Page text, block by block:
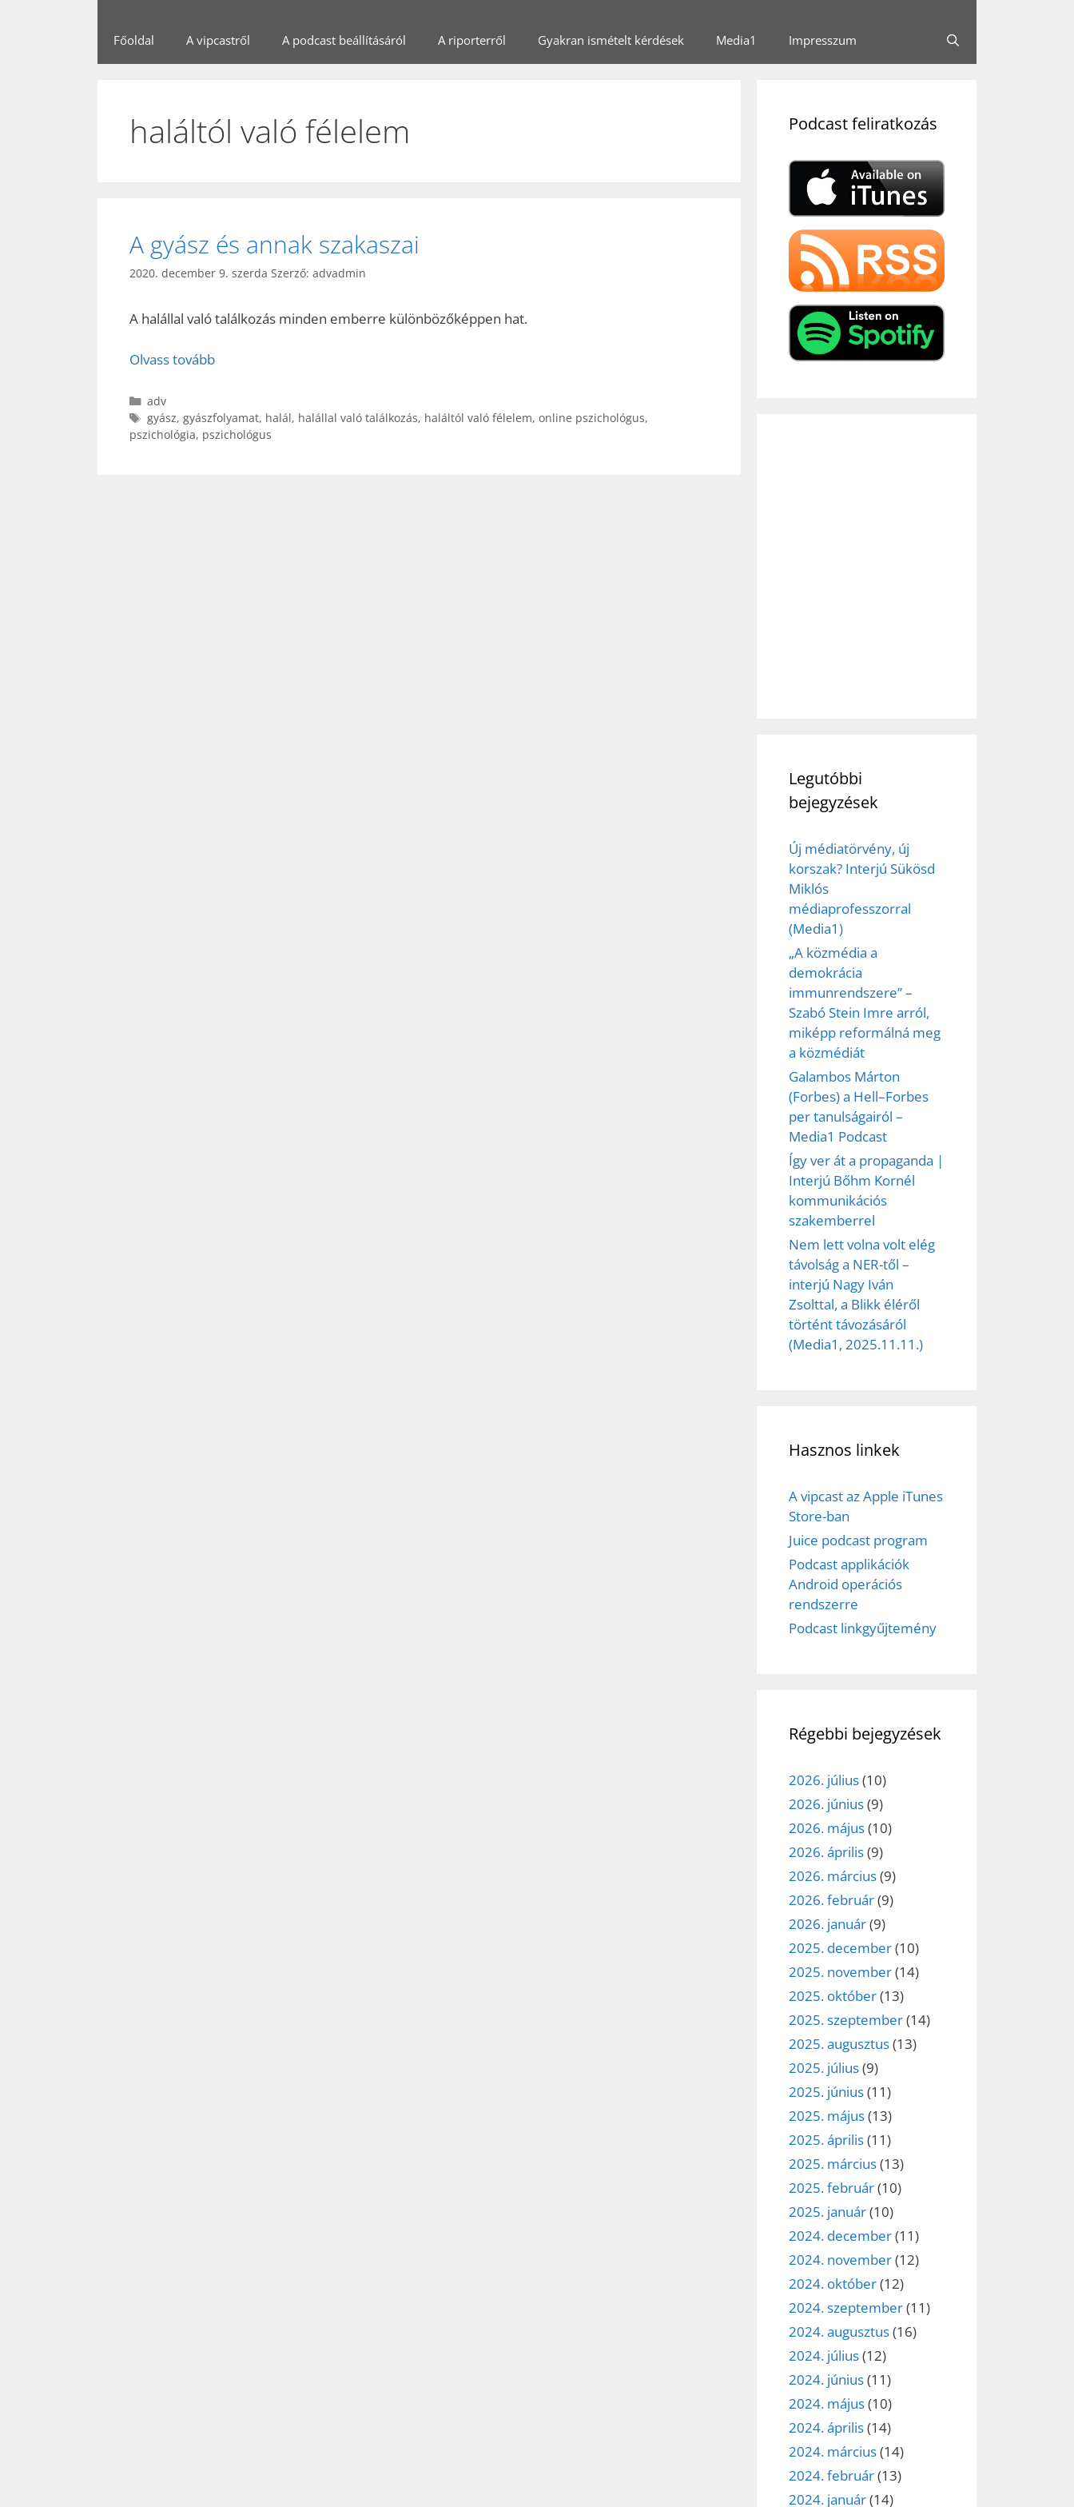
Főoldal A vipcastről A podcast beállításáról A riporterről Gyakran ismételt kérdések Media1 Impresszum
haláltól való félelem
A gyász és annak szakaszai
2020. december 9. szerda Szerző: advadmin
A halállal való találkozás minden emberre különbözőképpen hat.
Olvass tovább
Kategória
adv
Címkék
gyász, gyászfolyamat, halál, halállal való találkozás, haláltól való félelem, online pszichológus,
pszichológia, pszichológus
Podcast feliratkozás
Legutóbbi
bejegyzések
Új médiatörvény, új
korszak? Interjú Sükösd
Miklós
médiaprofesszorral
(Media1)
„A közmédia a
demokrácia
immunrendszere” –
Szabó Stein Imre arról,
miképp reformálná meg
a közmédiát
Galambos Márton
(Forbes) a Hell–Forbes
per tanulságairól –
Media1 Podcast
Így ver át a propaganda |
Interjú Bőhm Kornél
kommunikációs
szakemberrel
Nem lett volna volt elég
távolság a NER-től –
interjú Nagy Iván
Zsolttal, a Blikk éléről
történt távozásáról
(Media1, 2025.11.11.)
Hasznos linkek
A vipcast az Apple iTunes
Store-ban
Juice podcast program
Podcast applikációk
Android operációs
rendszerre
Podcast linkgyűjtemény
Régebbi bejegyzések
2026. július(10)
2026. június(9)
2026. május(10)
2026. április(9)
2026. március(9)
2026. február(9)
2026. január(9)
2025. december(10)
2025. november(14)
2025. október(13)
2025. szeptember(14)
2025. augusztus(13)
2025. július(9)
2025. június(11)
2025. május(13)
2025. április(11)
2025. március(13)
2025. február(10)
2025. január(10)
2024. december(11)
2024. november(12)
2024. október(12)
2024. szeptember(11)
2024. augusztus(16)
2024. július(12)
2024. június(11)
2024. május(10)
2024. április(14)
2024. március(14)
2024. február(13)
2024. január(14)